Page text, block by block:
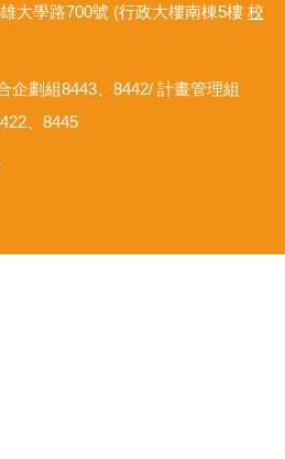
大學路700號 (行政大樓南棟5樓 校
企劃組8443、8442/ 計畫管理組
、8445